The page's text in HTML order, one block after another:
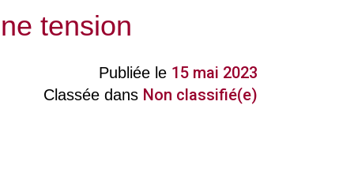
tension
Publiée le 15 mai 2023
Classée dans Non classifié(e)